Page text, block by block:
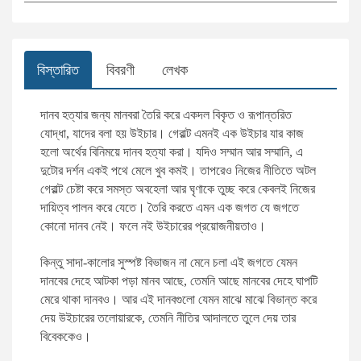
সারফুদ্দিন আহমেদ
ডানকান ক্লার্ক
সালাহ উদ্দিন মাহমুদ
হাবীবুল্লাহ সিরাজী
মাহবুবা চৌধুরী
সাদাত হোসাইন
বিক্রয় ও বিপণন
সায়েন্স ফিকশন
উদ্যোক্তা ও ব্যবসায়িক ব্যক্তিত্ব
আত্ম-উন্নয়ন ও মেডিটেশন
অনুবাদ: আত্ম-উন্নয়ন ও মেডিটেশন
আত্ম-উন্নয়ন, মোটিভেশনাল ও মেডিটেশন
বিস্তারিত বিবরণী লেখক
দানব হত্যার জন্য মানবরা তৈরি করে একদল বিকৃত ও রূপান্তরিত
যোদ্ধা, যাদের বলা হয় উইচার। গেরাল্ট এমনই এক উইচার যার কাজ
হলো অর্থের বিনিময়ে দানব হত্যা করা। যদিও সম্মান আর সম্মানি, এ
দুটোর দর্শন একই পথে মেলে খুব কমই। তাপরেও নিজের নীতিতে অটল
গেরাল্ট চেষ্টা করে সমস্ত অবহেলা আর ঘৃণাকে তুচ্ছ করে কেবলই নিজের
দায়িত্ব পালন করে যেতে। তৈরি করতে এমন এক জগত যে জগতে
কোনো দানব নেই। ফলে নই উইচারের প্রয়োজনীয়তাও।
কিন্তু সাদা-কালোর সুস্পষ্ট বিভাজন না মেনে চলা এই জগতে যেমন
দানবের দেহে আটকা পড়া মানব আছে, তেমনি আছে মানবের দেহে ঘাপটি
মেরে থাকা দানবও। আর এই দানবগুলো যেমন মাঝে মাঝে বিভান্ত করে
দেয় উইচারের তলোয়ারকে, তেমনি নীতির আদালতে তুলে দেয় তার
বিবেককেও।